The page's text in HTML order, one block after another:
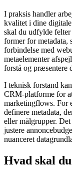
I praksis handler
kvalitet i dine
skal du udfylde
former for metadata,
forbindelse med
metaelementer
forstå og præsentere
I teknisk forstand
CRM-platforme for
marketingflows. For
definere metadata,
eller målgrupper.
justere
nuanceret
Hvad skal